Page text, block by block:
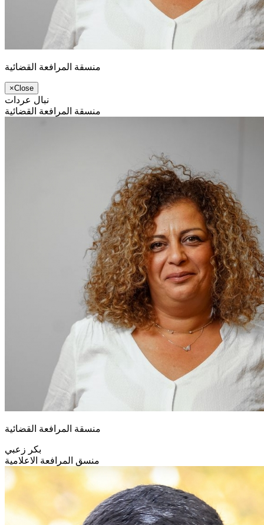
منسقة المرافعة القضائية
×Close
نبال عردات
منسقة المرافعة القضائية
منسقة المرافعة القضائية
بكر زعبي
منسق المرافعة الاعلامية